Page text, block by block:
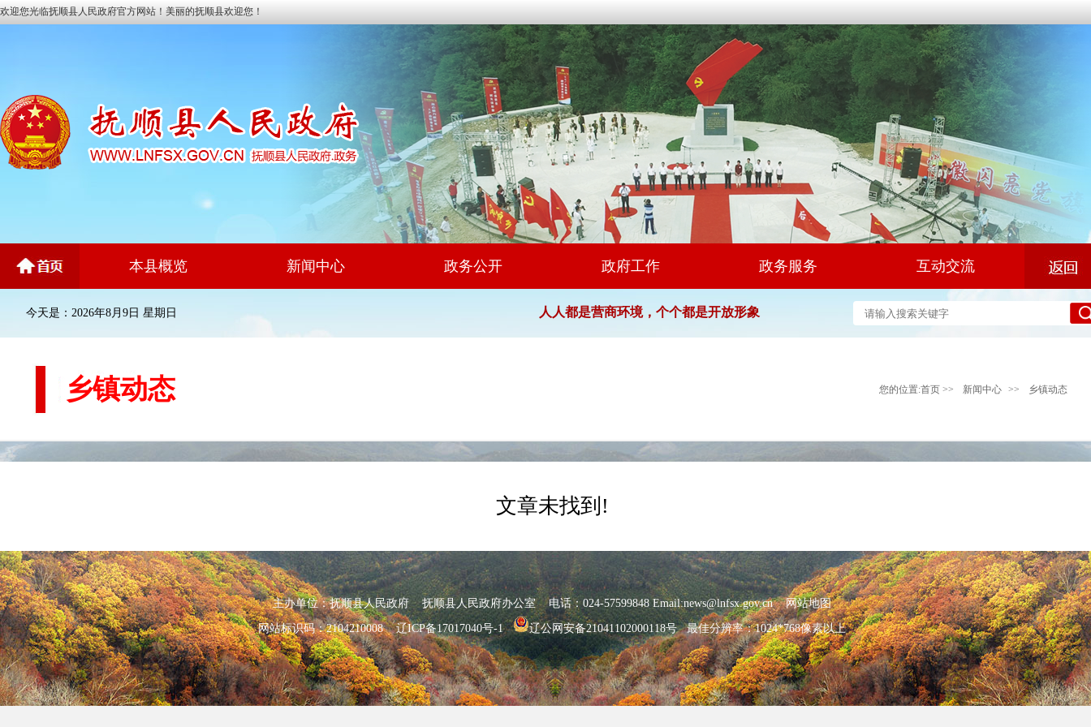
欢迎您光临抚顺县人民政府官方网站！美丽的抚顺县欢迎您！
本县概览 新闻中心 政务公开 政府工作 政务服务 互动交流
今天是：2026年8月9日 星期日 人人都是营商环境，个个都是开放形象
乡镇动态 您的位置:首页 >> 新闻中心 >> 乡镇动态
文章未找到!
主办单位：抚顺县人民政府 抚顺县人民政府办公室 电话：024-57599848 Email:news@lnfsx.gov.cn网站地图
网站标识码：2104210008辽ICP备17017040号-1 辽公网安备21041102000118号最佳分辨率：1024*768像素以上